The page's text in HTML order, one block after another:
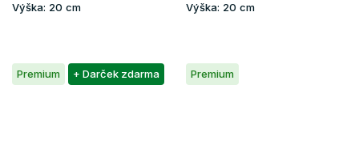
Výška: 20 cm
Výška: 20 cm
Premium + Darček zdarma Premium